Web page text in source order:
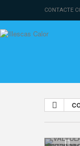
CONTACTE